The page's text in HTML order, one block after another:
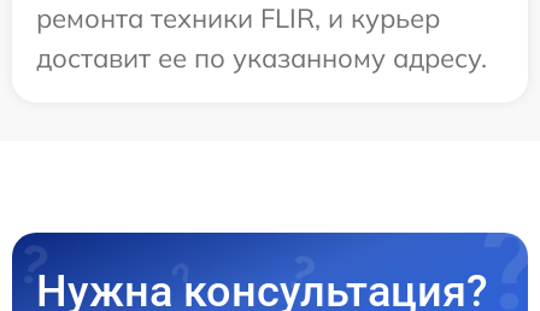
ремонта техники FLIR, и курьер
доставит ее по указанному адресу.
Нужна консультация?